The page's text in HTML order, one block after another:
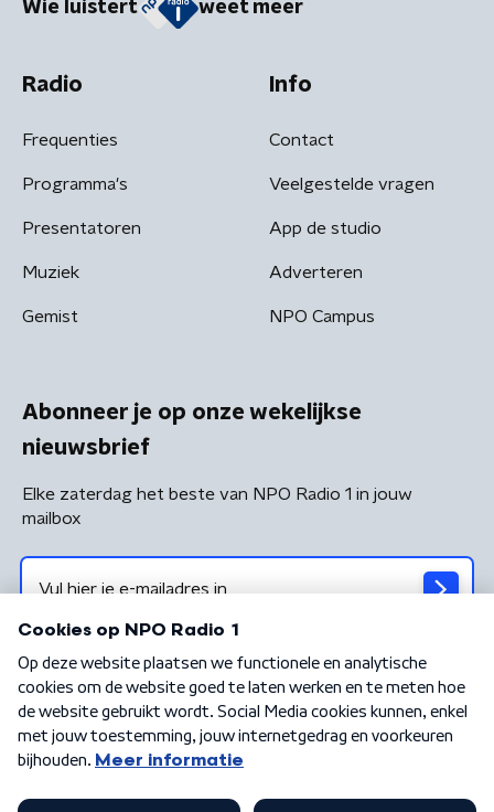
Wie luistert weet meer
Radio
Frequenties
Programma's
Presentatoren
Muziek
Gemist
Info
Contact
Veelgestelde vragen
App de studio
Adverteren
NPO Campus
Abonneer je op onze wekelijkse
nieuwsbrief
Elke zaterdag het beste van NPO Radio 1 in jouw
mailbox
Algemene voorwaarden